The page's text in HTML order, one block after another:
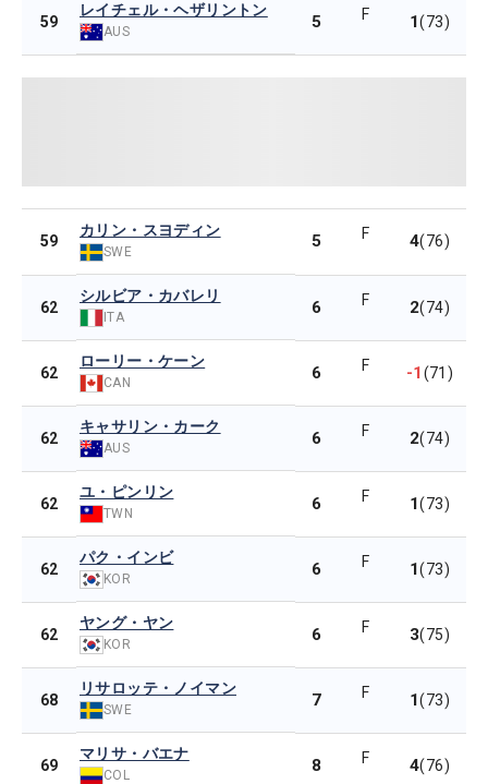
59
レイチェル・ヘザリントン
AUS 5 F 1(73)
59
カリン・スヨディン
SWE
5 F 4(76)
62
シルビア・カバレリ
ITA 6 F 2(74)
62
ローリー・ケーン
CAN 6 F -1(71)
62
キャサリン・カーク
AUS 6 F 2(74)
62
ユ・ピンリン
TWN 6 F 1(73)
62
パク・インビ
KOR 6 F 1(73)
62
ヤング・ヤン
KOR 6 F 3(75)
68
リサロッテ・ノイマン
SWE 7 F 1(73)
69
マリサ・バエナ
COL 8 F 4(76)